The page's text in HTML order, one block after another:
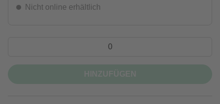
Nicht online erhältlich